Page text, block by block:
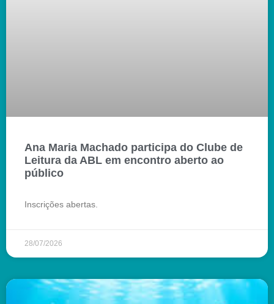
Ana Maria Machado participa do Clube de
Leitura da ABL em encontro aberto ao
público
Inscrições abertas.
28/07/2026